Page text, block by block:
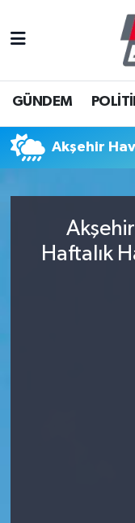
GÜNDEM
Akşehir
Akşehir
Haftalık
İstanbul
İstanbul
İstanbul
Süper Lig
Son Dakika